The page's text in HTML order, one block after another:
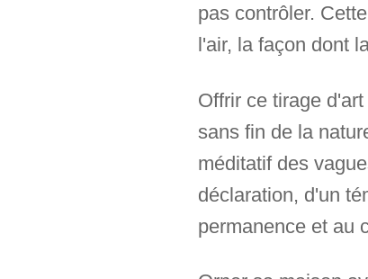
pas contrôler.
l'air, la façon dont
Offrir ce tirage
sans fin de la
méditatif des
déclaration, d'un
permanence et au